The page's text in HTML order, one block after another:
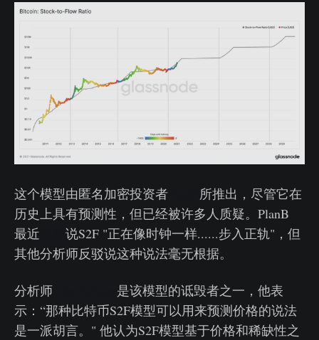
这个模型由匿名加密投资者
所推出，尽管它在
历史上具有预测性，但已经被许多人质疑。PlanB
最近
说S2F "正在像时钟一样......步入正轨"，但
其他分析师反驳说这种说法毫无根据。
分析师
是该模型的诋毁者之一，他表
示：“那种比特币S2F模型可以用来预测价格的说法
是一派胡言。" 他认为S2F模型基于价格和稀缺性之